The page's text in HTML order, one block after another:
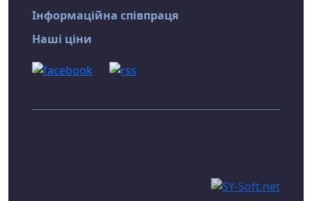
Інформаційна співпраця
Наші ціни